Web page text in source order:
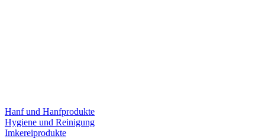
Hanf und Hanfprodukte
Hygiene und Reinigung
Imkereiprodukte